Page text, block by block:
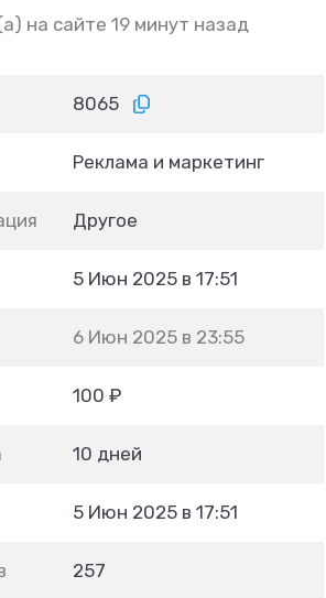
на сайте 19 минут назад
8065
Реклама и маркетинг
Другое
5 Июн 2025 в 17:51
6 Июн 2025 в 23:55
100 ₽
10 дней
5 Июн 2025 в 17:51
257